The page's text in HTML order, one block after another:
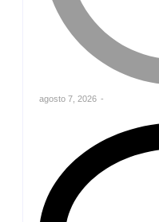
agosto 7, 2026 -